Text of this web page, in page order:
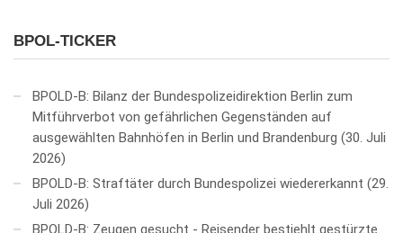
BPOL-TICKER
BPOLD-B: Bilanz der Bundespolizeidirektion Berlin zum
Mitführverbot von gefährlichen Gegenständen auf
ausgewählten Bahnhöfen in Berlin und Brandenburg 30. Juli
2026
BPOLD-B: Straftäter durch Bundespolizei wiedererkannt 29.
Juli 2026
BPOLD-B: Zeugen gesucht - Reisender bestiehlt gestürzte